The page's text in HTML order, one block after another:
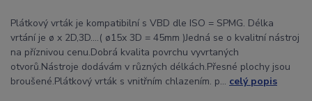
Plátkový vrták je kompatibilní s VBD dle ISO = SPMG. Délka
vrtání je ø x 2D,3D....( ø15x 3D = 45mm )Jedná se o kvalitní nástroj
na příznivou cenu.Dobrá kvalita povrchu vyvrtaných
otvorů.Nástroje dodávám v různých délkách.Přesné plochy jsou
broušené.Plátkový vrták s vnitřním chlazením. p... celý popis